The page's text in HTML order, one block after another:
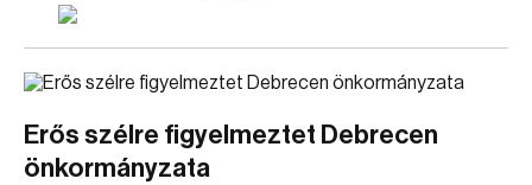
Erős szélre figyelmeztet Debrecen
önkormányzata